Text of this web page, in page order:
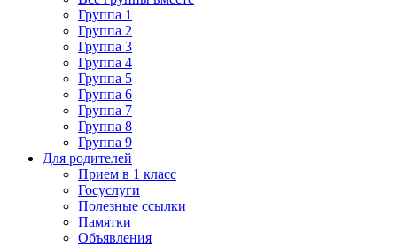
Группа 1
Группа 2
Группа 3
Группа 4
Группа 5
Группа 6
Группа 7
Группа 8
Группа 9
Для родителей
Прием в 1 класс
Госуслуги
Полезные ссылки
Памятки
Объявления